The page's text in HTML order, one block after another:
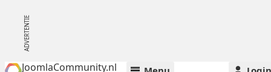
JoomlaCommunity.nl